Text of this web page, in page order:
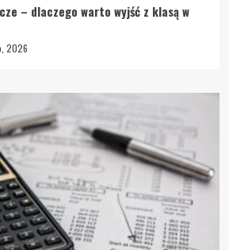
– dlaczego warto wyjść z klasą w
2026